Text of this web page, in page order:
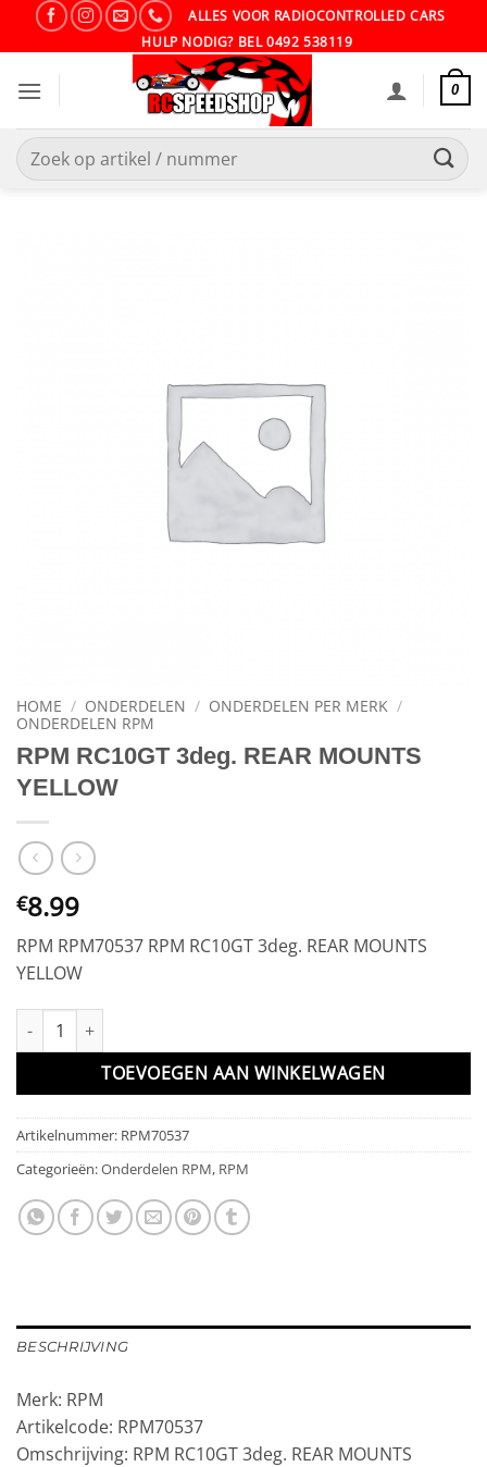
ALLES VOOR RADIOCONTROLLED CARS
HULP NODIG? BEL 0492 538119
0
Zoeken
naar:
HOME / ONDERDELEN / ONDERDELEN PER MERK /
ONDERDELEN RPM
RPM RC10GT 3deg. REAR MOUNTS
YELLOW
€8.99
RPM RPM70537 RPM RC10GT 3deg. REAR MOUNTS
YELLOW
RPM RC10GT 3deg. REAR MOUNTS YELLOW aantal
TOEVOEGEN AAN WINKELWAGEN
Artikelnummer: RPM70537
Categorieën:Onderdelen RPM, RPM
BESCHRIJVING
Merk: RPM
Artikelcode: RPM70537
Omschrijving: RPM RC10GT 3deg. REAR MOUNTS